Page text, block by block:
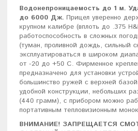
Водонепроницаемость до 1 м.
до 6000 Дж. Прицел уверенно
крупном калибре (вплоть до .375
работоспособность в сложных
(туман, проливной дождь, сильный
эксплуатироваться в широком
от -20 до +50 C. Фирменное
предназначено для установки
большинство ружей с верхней
удобной конструкции, небольших
(440 грамм), с прибором можно
портативным тепловизионным
ВНИМАНИЕ! ЗАПРЕЩАЕТСЯ